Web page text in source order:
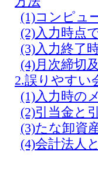
(1)コンピュ
(2)入力時点
(3)入力終了
(4)月次締切
2.誤りやすい
(1)入力時の
(2)引当金と
(3)たな卸資
(4)会計法人